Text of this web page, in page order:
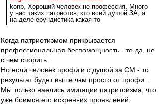
konp, Хороший человек не профессия. Много
у нас таких патриотов, кто всей душой ЗА, а
на деле ерундистика какая-то
Когда патриотизмом прикрывается
профессиональная беспомощность - то да, не
с чем спорить.
Но если человек профи и с душой за СМ - то
результат будет выше чем просто от профи...
Мы только наелись имитации патритоизма, что
уже боимся его искренних проявлений.